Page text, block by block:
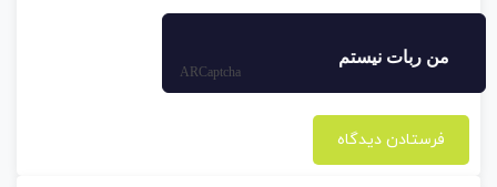
من ربات نیستم
ARCaptcha